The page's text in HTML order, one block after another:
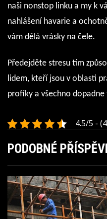
naši nonstop linku a my k
nahlášení havarie a
vám dělá vrásky na čele.
Předejděte stresu tím
lidem, kteří jsou v oblasti
profíky a všechno
4.5/5 -
PODOBNÉ